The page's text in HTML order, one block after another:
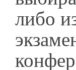
либо